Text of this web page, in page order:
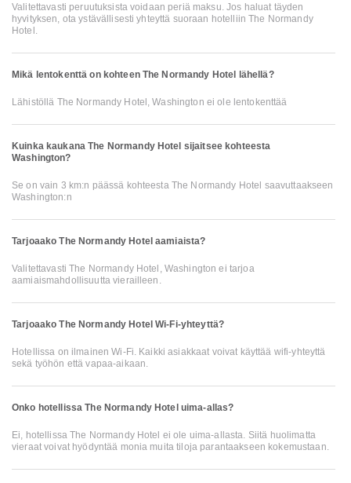
Valitettavasti peruutuksista voidaan periä maksu. Jos haluat täyden
hyvityksen, ota ystävällisesti yhteyttä suoraan hotelliin The Normandy
Hotel.
Mikä lentokenttä on kohteen The Normandy Hotel lähellä?
Lähistöllä The Normandy Hotel, Washington ei ole lentokenttää
Kuinka kaukana The Normandy Hotel sijaitsee kohteesta
Washington?
Se on vain 3 km:n päässä kohteesta The Normandy Hotel saavuttaakseen
Washington:n
Tarjoaako The Normandy Hotel aamiaista?
Valitettavasti The Normandy Hotel, Washington ei tarjoa
aamiaismahdollisuutta vierailleen.
Tarjoaako The Normandy Hotel Wi-Fi-yhteyttä?
Hotellissa on ilmainen Wi-Fi. Kaikki asiakkaat voivat käyttää wifi-yhteyttä
sekä työhön että vapaa-aikaan.
Onko hotellissa The Normandy Hotel uima-allas?
Ei, hotellissa The Normandy Hotel ei ole uima-allasta. Siitä huolimatta
vieraat voivat hyödyntää monia muita tiloja parantaakseen kokemustaan.